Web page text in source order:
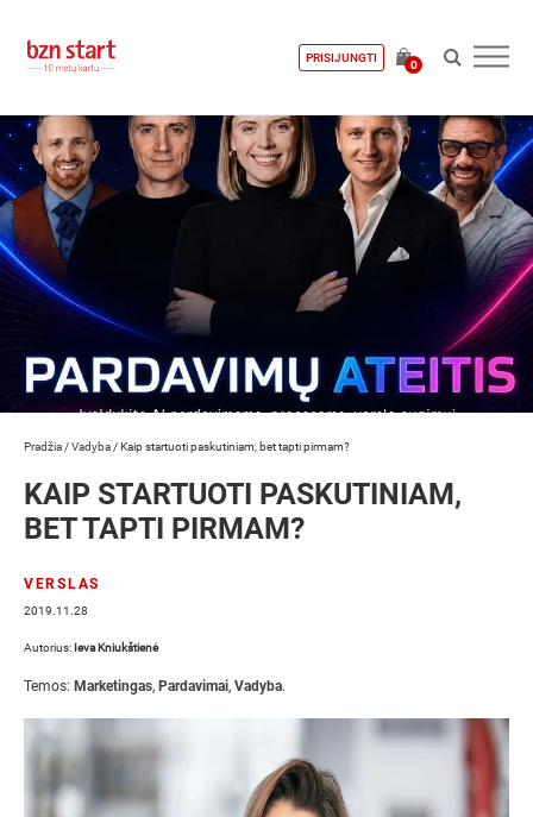
PRISIJUNGTI
0
Pradžia /Vadyba /Kaip startuoti paskutiniam, bet tapti pirmam?
KAIP STARTUOTI PASKUTINIAM,
BET TAPTI PIRMAM?
VERSLAS
2019.11.28
Autorius: Ieva Kniukštienė
Temos: Marketingas, Pardavimai, Vadyba.